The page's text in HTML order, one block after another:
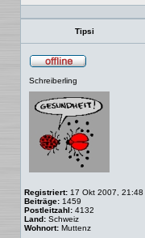
Tipsi
Schreiberling
Registriert: 17 Okt 2007, 21:48
Beiträge: 1459
Postleitzahl: 4132
Land: Schweiz
Wohnort: Muttenz